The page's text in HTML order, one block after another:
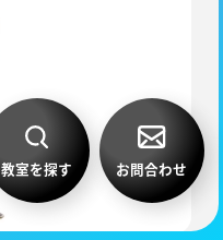
教室を探す お問合わせ